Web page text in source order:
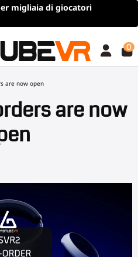
migliaia di giocatori
0
are now open
are now